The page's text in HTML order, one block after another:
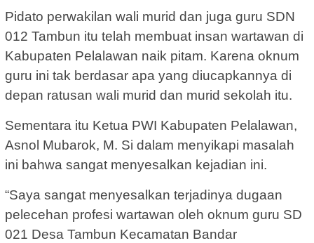
Pidato perwakilan wali murid dan juga guru SDN
012 Tambun itu telah membuat insan wartawan di
Kabupaten Pelalawan naik pitam. Karena oknum
guru ini tak berdasar apa yang diucapkannya di
depan ratusan wali murid dan murid sekolah itu.
Sementara itu Ketua PWI Kabupaten Pelalawan,
Asnol Mubarok, M. Si dalam menyikapi masalah
ini bahwa sangat menyesalkan kejadian ini.
“Saya sangat menyesalkan terjadinya dugaan
pelecehan profesi wartawan oleh oknum guru SD
021 Desa Tambun Kecamatan Bandar